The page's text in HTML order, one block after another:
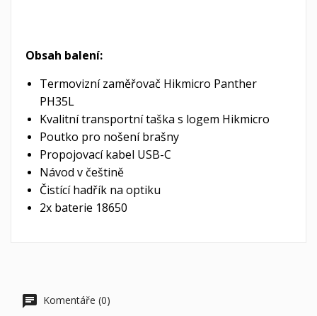
Obsah balení:
Termovizní zaměřovač Hikmicro Panther
PH35L
Kvalitní transportní taška s logem Hikmicro
Poutko pro nošení brašny
Propojovací kabel USB-C
Návod v češtině
Čistící hadřík na optiku
2x baterie 18650
Komentáře (0)